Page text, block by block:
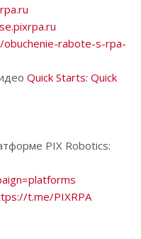
rabote-s-rpa-
Quick Starts: Quick
PIX Robotics:
t.me/PIXRPA